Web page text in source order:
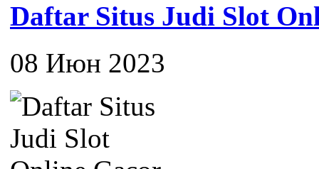
Daftar Situs Judi Slot
08 Июн 2023